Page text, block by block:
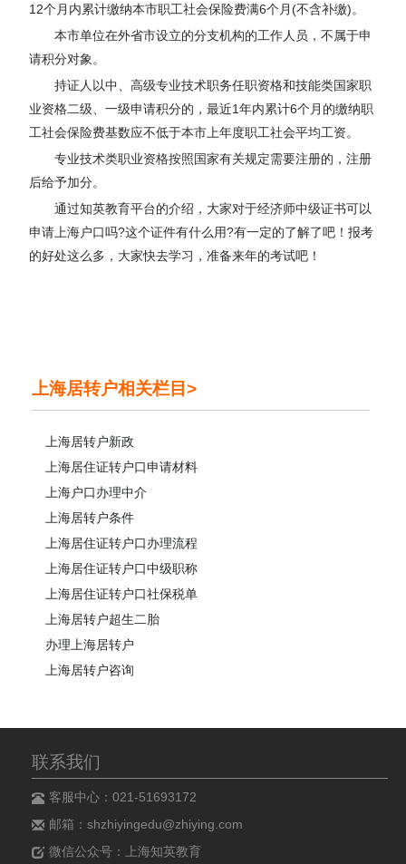
12个月内累计缴纳本市职工社会保险费满6个月(不含补缴)。
本市单位在外省市设立的分支机构的工作人员，不属于申
请积分对象。
持证人以中、高级专业技术职务任职资格和技能类国家职
业资格二级、一级申请积分的，最近1年内累计6个月的缴纳职
工社会保险费基数应不低于本市上年度职工社会平均工资。
专业技术类职业资格按照国家有关规定需要注册的，注册
后给予加分。
通过知英教育平台的介绍，大家对于经济师中级证书可以
申请上海户口吗?这个证件有什么用?有一定的了解了吧！报考
的好处这么多，大家快去学习，准备来年的考试吧！
上海居转户相关栏目>
上海居转户新政
上海居住证转户口申请材料
上海户口办理中介
上海居转户条件
上海居住证转户口办理流程
上海居住证转户口中级职称
上海居住证转户口社保税单
上海居转户超生二胎
办理上海居转户
上海居转户咨询
联系我们
客服中心：021-51693172
邮箱：shzhiyingedu@zhiying.com
微信公众号：上海知英教育